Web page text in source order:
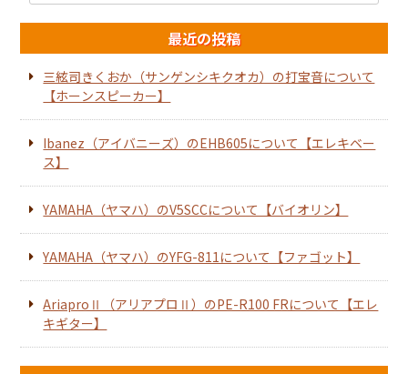
最近の投稿
三絃司きくおか（サンゲンシキクオカ）の打宝音について
【ホーンスピーカー】
Ibanez（アイバニーズ）のEHB605について【エレキベー
ス】
YAMAHA（ヤマハ）のV5SCCについて【バイオリン】
YAMAHA（ヤマハ）のYFG-811について【ファゴット】
AriaproⅡ（アリアプロⅡ）のPE-R100 FRについて【エレ
キギター】